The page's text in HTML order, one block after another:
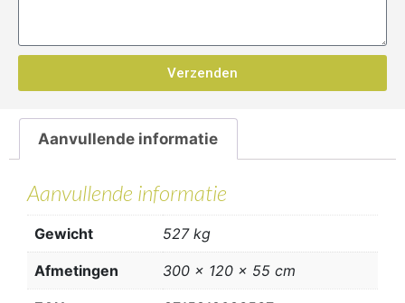
Verzenden
Aanvullende informatie
Aanvullende informatie
Gewicht 527 kg
Afmetingen 300 × 120 × 55 cm